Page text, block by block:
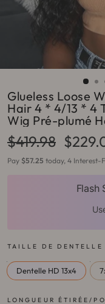
Glueless Loose
Hair 4 * 4/13 * 4
Wig Pré-plumé
Prix
régulier
$419.98
Prix
réduit
Pay $57.25 today, 4 Interest-
Flash
TAILLE DE DENTELLE
Dentelle HD 13x4
LONGUEUR ÉTIRÉE/